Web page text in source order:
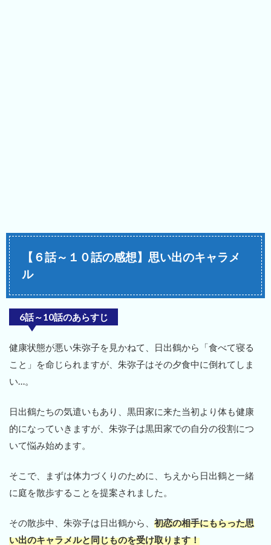
【６話～１０話の感想】思い出のキャラメ
ル
6話～10話のあらすじ
健康状態が悪い朱弥子を見かねて、日出鶴から「食べて寝る
こと」を命じられますが、朱弥子はその夕食中に倒れてしま
い…。
日出鶴たちの気遣いもあり、黒田家に来た当初より体も健康
的になっていきますが、朱弥子は黒田家での自分の役割につ
いて悩み始めます。
そこで、まずは体力づくりのために、ちえから日出鶴と一緒
に庭を散歩することを提案されました。
その散歩中、朱弥子は日出鶴から、 初恋の相手にもらった思
い出のキャラメルと同じものを受け取ります！